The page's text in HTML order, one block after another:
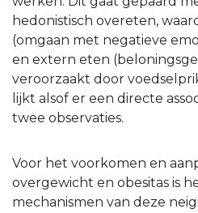
hedonistisch overeten,
(omgaan met negatieve
en extern eten
veroorzaakt door
lijkt alsof er een directe
twee observaties.
Voor het voorkomen en
overgewicht en obesitas is
mechanismen van deze